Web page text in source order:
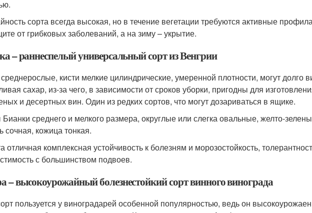
сорта всегда высокая, но в течение вегетации требуются активные
от грибковых заболеваний, а на зиму – укрытие.
– раннеспелый универсальный сорт из Венгрии
кисти мелкие цилиндрические, умеренной плотности, могут долго
сахар, из-за чего, в зависимости от сроков уборки, пригодны для
и десертных вин. Один из редких сортов, что могут дозариваться в ящике.
среднего и мелкого размера, округлые или слегка овальные, желто-
сочная, кожица тонкая.
отличная комплексная устойчивость к болезням и морозостойкость,
с большинством подвоев.
– высокоурожайный болезнестойкий сорт винного винограда
пользуется у виноградарей особенной популярностью, ведь он